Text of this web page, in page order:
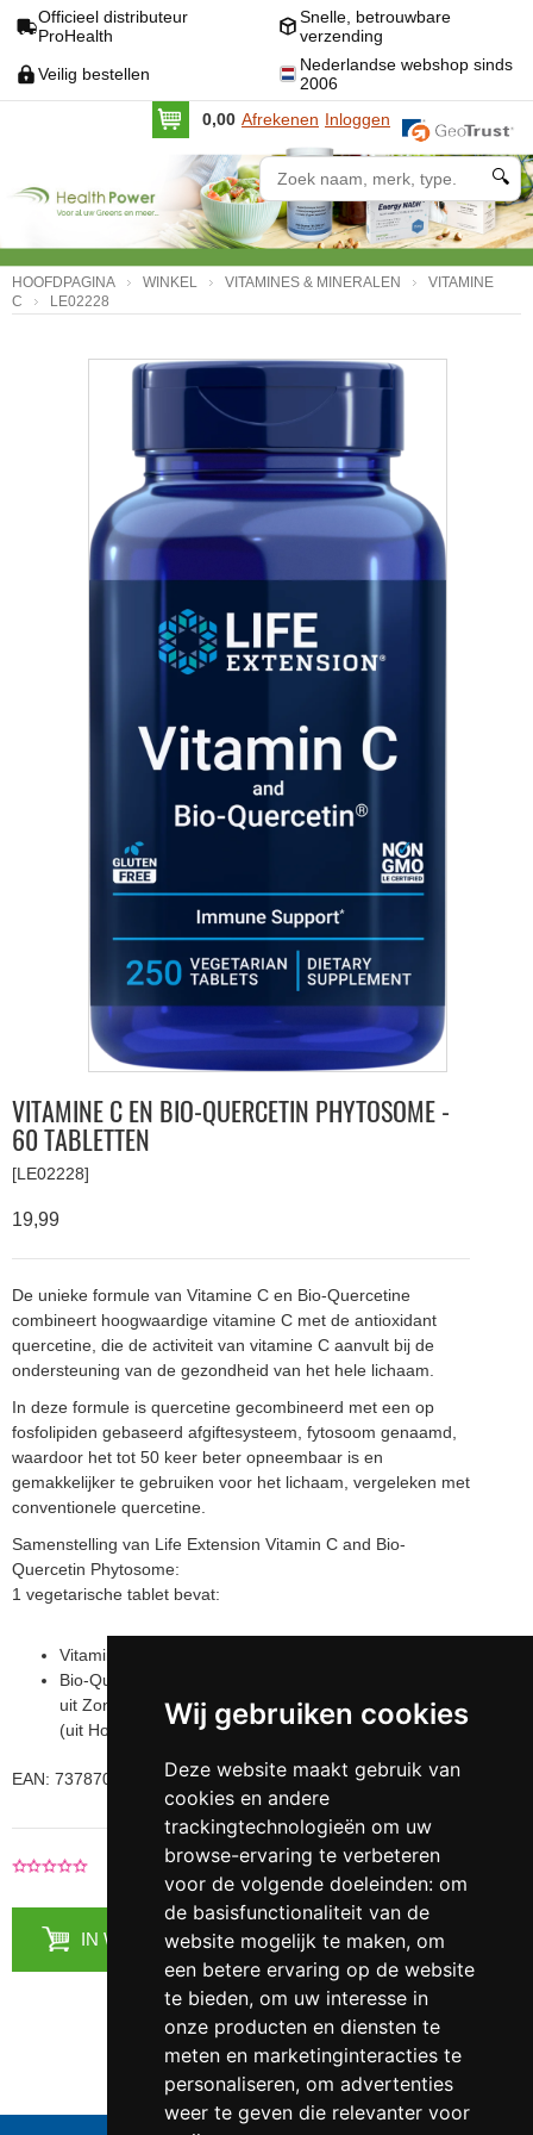
Wij gebruiken cookies
Deze website maakt gebruik van
cookies en andere
trackingtechnologieën om uw
browse-ervaring te verbeteren
voor de volgende doeleinden: om
de basisfunctionaliteit van de
website mogelijk te maken, om
een betere ervaring op de website
te bieden, om uw interesse in
onze producten en diensten te
meten en marketinginteracties te
personaliseren, om advertenties
weer te geven die relevanter voor
Officieel distributeur
ProHealth
Snelle, betrouwbare
verzending
Veilig bestellen
Nederlandse webshop sinds
2006
0,00 Afrekenen Inloggen
🔍
HOOFDPAGINA WINKEL VITAMINES & MINERALEN
VITAMINE
C
LE02228
VITAMINE C EN BIO-QUERCETIN PHYTOSOME -
60 TABLETTEN
[LE02228]
19,99
De unieke formule van Vitamine C en Bio-Quercetine
combineert hoogwaardige vitamine C met de antioxidant
quercetine, die de activiteit van vitamine C aanvult bij de
ondersteuning van de gezondheid van het hele lichaam.
In deze formule is quercetine gecombineerd met een op
fosfolipiden gebaseerd afgiftesysteem, fytosoom genaamd,
waardoor het tot 50 keer beter opneembaar is en
gemakkelijker te gebruiken voor het lichaam, vergeleken met
conventionele quercetine.
Samenstelling van Life Extension Vitamin C and Bio-
Quercetin Phytosome:
1 vegetarische tablet bevat:
Vitamine C (ascorbinezuur) 1000 mg
Bio-Quercetine fytosoom (fosfatidylcholine complex
uit Zonnebloem) 15 mg (levert 5 mg Quercetine
(uit Honingboom (Sophora japonica)))
EAN: 737870222866
0 Recensies|Voeg je recensie toe
IN WINKELMANDJE